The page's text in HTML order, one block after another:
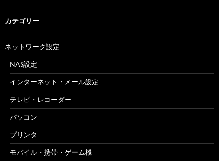
カテゴリー
ネットワーク設定
NAS設定
インターネット・メール設定
テレビ・レコーダー
パソコン
プリンタ
モバイル・携帯・ゲーム機